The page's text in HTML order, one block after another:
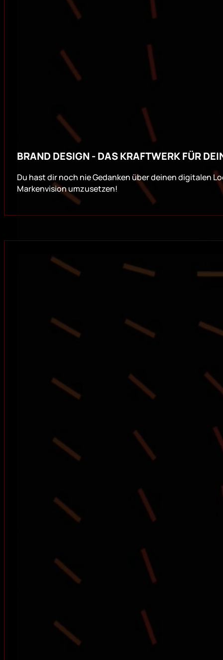
BRAND DESIGN - DAS KRAFTWERK FÜR
Du hast dir noch nie Gedanken über deinen digitalen
Markenvision umzusetzen!